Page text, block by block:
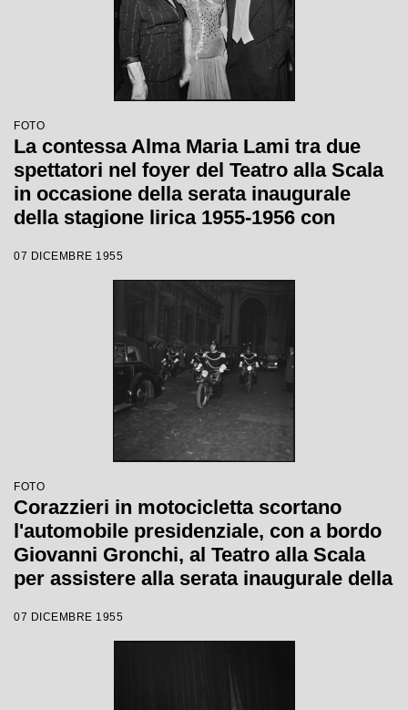
FOTO
La contessa Alma Maria Lami tra due
spettatori nel foyer del Teatro alla Scala
in occasione della serata inaugurale
della stagione lirica 1955-1956 con
diretta da Antonino Votto, con la regia di
Margherita Wallmann
07 DICEMBRE 1955
FOTO
Corazzieri in motocicletta scortano
l'automobile presidenziale, con a bordo
Giovanni Gronchi, al Teatro alla Scala
per assistere alla serata inaugurale della
"Norma" di Vincenzo Bellini, diretta da
Antonino Votto, con la regia di
07 DICEMBRE 1955